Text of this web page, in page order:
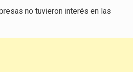
no tuvieron interés en las